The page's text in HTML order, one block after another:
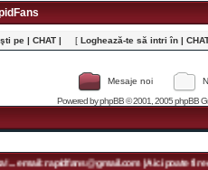
pe | CHAT | [ Loghează-te să intri în |
Mesaje noi
Powered byphpBB© 2001, 2005 phpBB
rapidfans@gmail.com | Aici poate fi